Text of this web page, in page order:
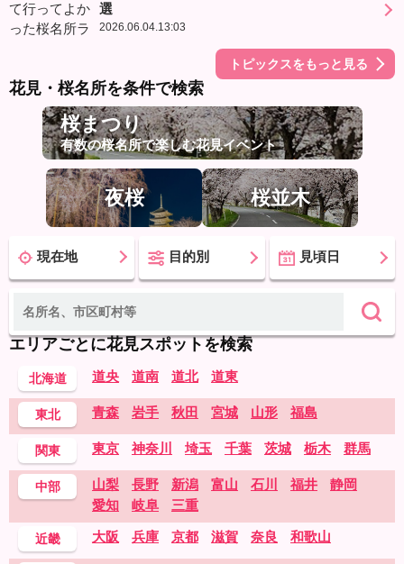
選
2026.06.04.13:03
トピックスをもっと見る
花見・桜名所を条件で検索
桜まつり
有数の桜名所で楽しむ花見イベント
夜桜 桜並木
現在地 目的別 見頃日
エリアごとに花見スポットを検索
北海道 道央 道南 道北 道東
東北 青森 岩手 秋田 宮城 山形 福島
関東 東京 神奈川 埼玉 千葉 茨城 栃木 群馬
中部 山梨 長野 新潟 富山 石川 福井
静岡
愛知
岐阜 三重
近畿 大阪 兵庫 京都 滋賀 奈良 和歌山